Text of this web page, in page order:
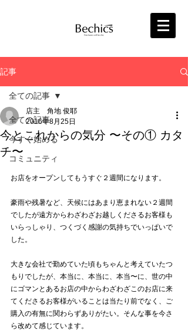
記事
全ての記事
今すぐ始める
コミュニティ
全ての記事
今とこれからの気分 〜その① カタ
チ〜
店主 角地 俊耶
2016年8月25日
お店をオープンしてもうすぐ２週間になります。
豪雨や残暑など、天候にはあまり恵まれない２週間
でしたが遠方からわざわざお越しくださるお客様も
いらっしゃり、つくづく感謝の気持ちでいっぱいで
した。
大きな会社で勤めていた頃もちゃんと考えていたつ
もりでしたが、本当に、本当に、本当〜に、世の中
にゴマンとあるお店の中からわざわざこのお店に来
てくださるお客様がいることは当たり前でなく、ご
購入の有無に関わらずありがたい。そんな事を今さ
ら改めて感じています。